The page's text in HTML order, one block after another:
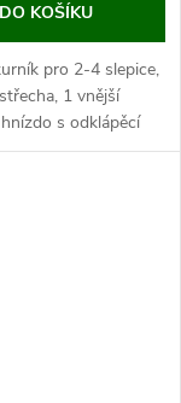
DO KOŠÍKU
pro 2-4 slepice,
1 vnější
s odklápěcí
rozměry 168 x 103